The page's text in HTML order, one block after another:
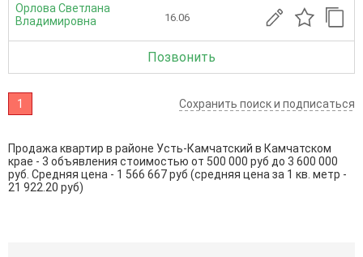
Орлова Светлана
Владимировна
16.06
Позвонить
1 Сохранить поиск и подписаться
Продажа квартир в районе Усть-Камчатский в Камчатском
крае - 3 объявления стоимостью от 500 000 руб до 3 600 000
руб. Средняя цена - 1 566 667 руб (средняя цена за 1 кв. метр -
21 922.20 руб)